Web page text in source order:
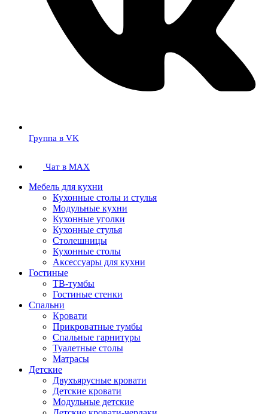
Группа в VK
Чат в MAX
Мебель для кухни
Кухонные столы и стулья
Модульные кухни
Кухонные уголки
Кухонные стулья
Столешницы
Кухонные столы
Аксессуары для кухни
Гостиные
ТВ-тумбы
Гостиные стенки
Спальни
Кровати
Прикроватные тумбы
Спальные гарнитуры
Туалетные столы
Матрасы
Детские
Двухъярусные кровати
Детские кровати
Модульные детские